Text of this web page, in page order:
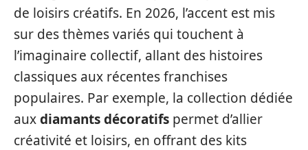
de loisirs créatifs. En 2026, l’accent est mis
sur des thèmes variés qui touchent à
l’imaginaire collectif, allant des histoires
classiques aux récentes franchises
populaires. Par exemple, la collection dédiée
auxdiamants décoratifs permet d’allier
créativité et loisirs, en offrant des kits